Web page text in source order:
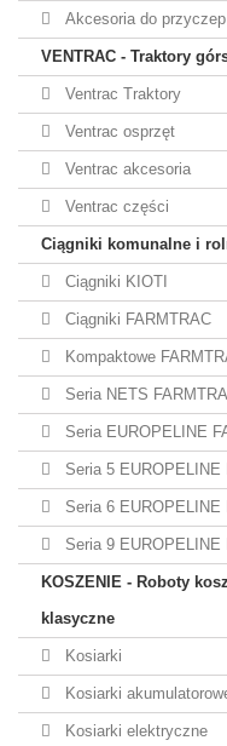
Akcesoria do
VENTRAC - Traktory
Ventrac Traktory
Ventrac osprzęt
Ventrac akcesoria
Ventrac części
Ciągniki komunalne i
Ciągniki KIOTI
Ciągniki FARMTRAC
Kompaktowe
Seria NETS
Seria EUROPELINE
Seria 5 EUROPELINE
Seria 6 EUROPELINE
Seria 9 EUROPELINE
KOSZENIE - Roboty
klasyczne
Kosiarki
Kosiarki
Kosiarki elektryczne